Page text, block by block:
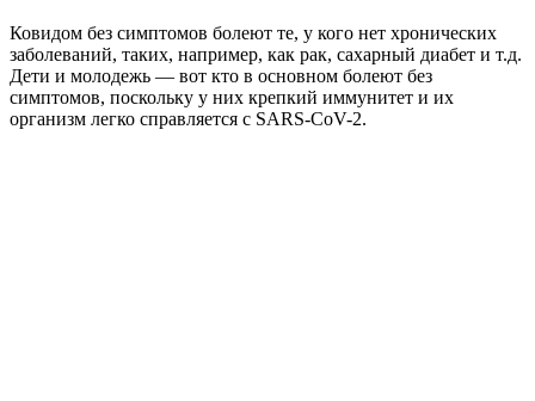
Ковидом без симптомов болеют те, у кого нет хронических
заболеваний, таких, например, как рак, сахарный диабет и т.д.
Дети и молодежь — вот кто в основном болеют без
симптомов, поскольку у них крепкий иммунитет и их
организм легко справляется с SARS-CоV-2.